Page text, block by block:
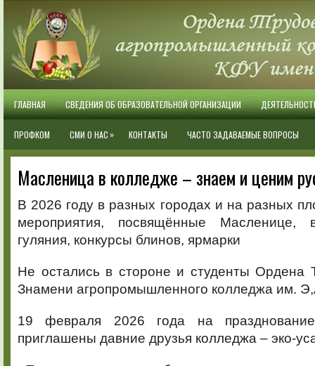
ГЛАВНАЯ СВЕДЕНИЯ ОБ ОБРАЗОВАТЕЛЬНОЙ ОРГАНИЗАЦИИ
ПРОФКОМ СМИ О НАС » КОНТАКТЫ ЧАСТО ЗАДАВАЕМЫЕ ВОПРОСЫ
Масленица в колледже – знаем и ценим
В 2026 году в разных городах и на разных
мероприятия, посвящённые Масленице,
гуляния, конкурсы блинов, ярмарки
Не остались в стороне и студенты Ордена
Знамени агропромышленного колледжа им.
19 февраля 2026 года на
приглашены давние друзья колледжа – эко-